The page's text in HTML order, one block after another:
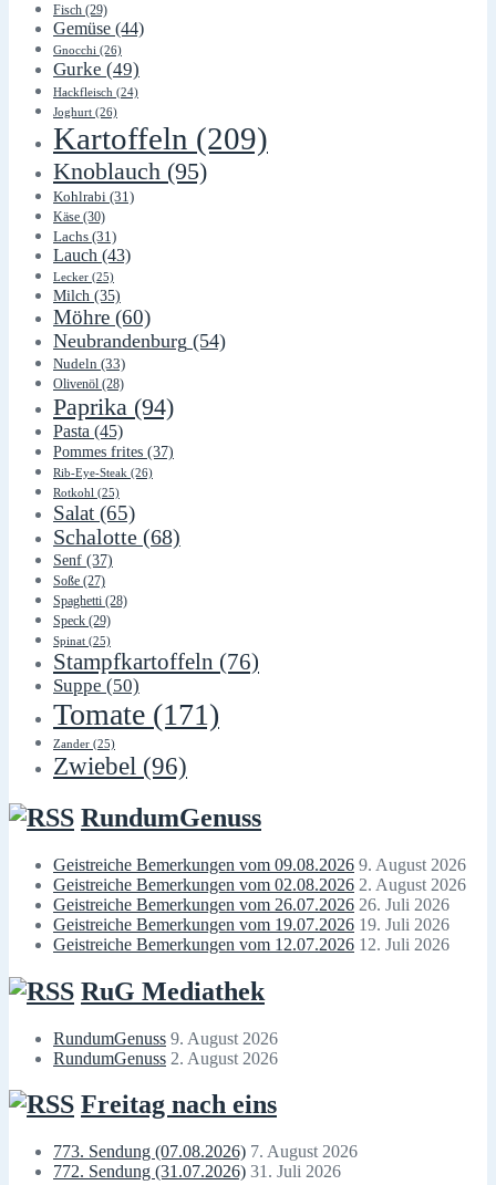
Fisch (29)
Gemüse (44)
Gnocchi (26)
Gurke (49)
Hackfleisch (24)
Joghurt (26)
Kartoffeln (209)
Knoblauch (95)
Kohlrabi (31)
Käse (30)
Lachs (31)
Lauch (43)
Lecker (25)
Milch (35)
Möhre (60)
Neubrandenburg (54)
Nudeln (33)
Olivenöl (28)
Paprika (94)
Pasta (45)
Pommes frites (37)
Rib-Eye-Steak (26)
Rotkohl (25)
Salat (65)
Schalotte (68)
Senf (37)
Soße (27)
Spaghetti (28)
Speck (29)
Spinat (25)
Stampfkartoffeln (76)
Suppe (50)
Tomate (171)
Zander (25)
Zwiebel (96)
RundumGenuss
Geistreiche Bemerkungen vom 09.08.2026 9. August 2026
Geistreiche Bemerkungen vom 02.08.2026 2. August 2026
Geistreiche Bemerkungen vom 26.07.2026 26. Juli 2026
Geistreiche Bemerkungen vom 19.07.2026 19. Juli 2026
Geistreiche Bemerkungen vom 12.07.2026 12. Juli 2026
RuG Mediathek
RundumGenuss 9. August 2026
RundumGenuss 2. August 2026
Freitag nach eins
773. Sendung (07.08.2026) 7. August 2026
772. Sendung (31.07.2026) 31. Juli 2026